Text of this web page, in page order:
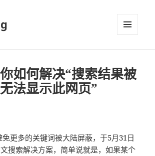
如何解决“搜索结果被
法显示此网页”
多的关键词被大陆屏蔽，于5月31日
搜索解决方案，简单说就是，如果某个